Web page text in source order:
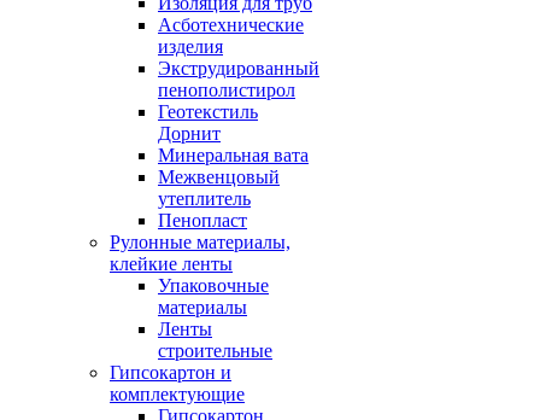
Асботехнические
изделия
Экструдированный
пенополистирол
Геотекстиль
Дорнит
Минеральная вата
Межвенцовый
утеплитель
Пенопласт
Рулонные материалы,
клейкие ленты
Упаковочные
материалы
Ленты
строительные
Гипсокартон и
комплектующие
Гипсокартон